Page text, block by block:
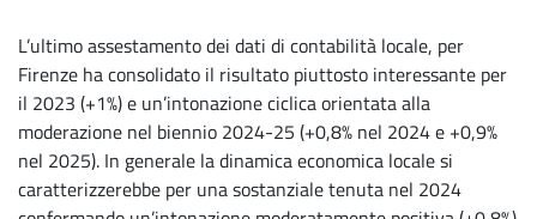
L’ultimo assestamento dei dati di contabilità locale, per
Firenze ha consolidato il risultato piuttosto interessante per
il 2023 (+1%) e un’intonazione ciclica orientata alla
moderazione nel biennio 2024-25 (+0,8% nel 2024 e +0,9%
nel 2025). In generale la dinamica economica locale si
caratterizzerebbe per una sostanziale tenuta nel 2024